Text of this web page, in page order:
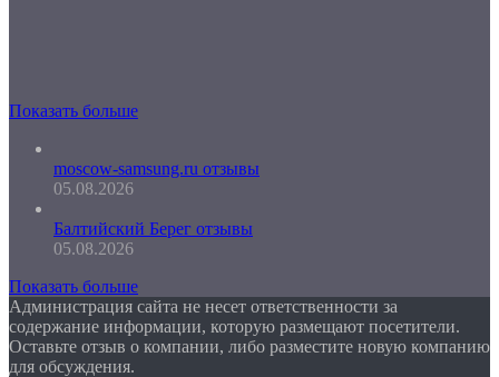
Показать больше
moscow-samsung.ru отзывы
05.08.2026
Балтийский Берег отзывы
05.08.2026
Показать больше
Администрация сайта не несет ответственности за
содержание информации, которую размещают посетители.
Оставьте отзыв о компании, либо разместите новую компанию
для обсуждения.